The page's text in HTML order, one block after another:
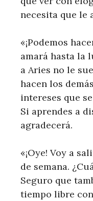
necesita que le
«¡Podemos
amará hasta la
a Aries no le
hacen los
intereses que
Si aprendes a
agradecerá.
«¡Oye! Voy a
de semana.
Seguro que
tiempo libre